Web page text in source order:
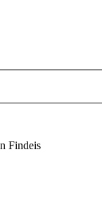
Findeis